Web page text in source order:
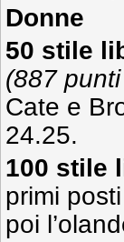
Donne
50 stile
(887
Cate e
24.25.
100 stile
primi
poi